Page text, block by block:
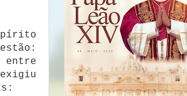
entre